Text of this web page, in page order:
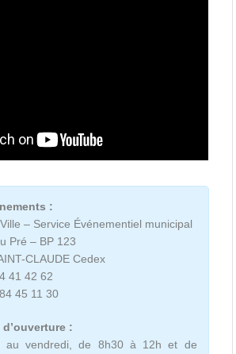
:
– Service Événementiel municipal
Pré – BP 123
CLAUDE Cedex
41 42 62
45 11 30
d’ouverture :
au vendredi, de 8h30 à 12h et de